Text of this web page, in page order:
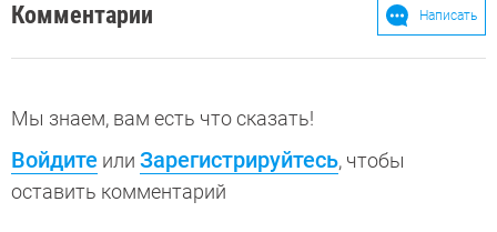
Комментарии Написать
Мы знаем, вам есть что сказать!
Войдите или Зарегистрируйтесь, чтобы
оставить комментарий